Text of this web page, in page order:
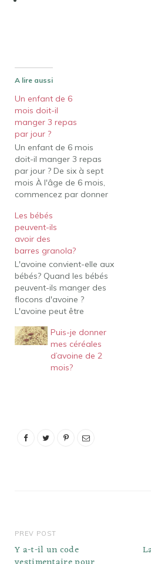
A lire aussi
Un enfant de 6
mois doit-il
manger 3 repas
par jour ?
Un enfant de 6 mois
doit-il manger 3 repas
par jour ? De six à sept
mois À l'âge de 6 mois,
commencez par donner
deux repas par jour.
Nourrir trois repas n'est
pas une mauvaise chose
et peut aider au
développement des
compétences.
Cependant,…
Les bébés
peuvent-ils
avoir des
barres granola?
L'avoine convient-elle aux
bébés? Quand les bébés
peuvent-ils manger des
flocons d'avoine ?
L'avoine peut être
bébé est prêt à
commencer les aliments
solides, c'est-à-dire
généralement vers l'âge
aliments courants…
Puis-je donner
mes céréales
d’avoine de 2
mois?
PREV POST
Y a-t-il un code